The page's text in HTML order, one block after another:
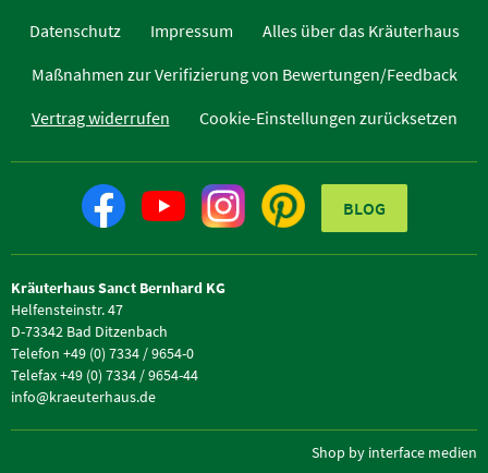
Datenschutz
Impressum
Alles über das Kräuterhaus
Maßnahmen zur Verifizierung von Bewertungen/Feedback
Vertrag widerrufen
Cookie-Einstellungen zurücksetzen
BLOG
Kräuterhaus Sanct Bernhard KG
Helfensteinstr. 47
D-73342 Bad Ditzenbach
Telefon +49 (0) 7334 / 9654-0
Telefax +49 (0) 7334 / 9654-44
info@kraeuterhaus.de
Shop by interface medien